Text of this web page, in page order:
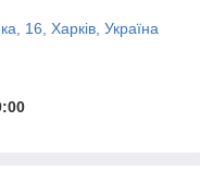
16, Харків, Україна